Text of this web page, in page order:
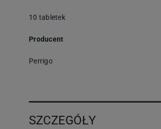
10 tabletek
Producent
Perrigo
SZCZEGÓŁY